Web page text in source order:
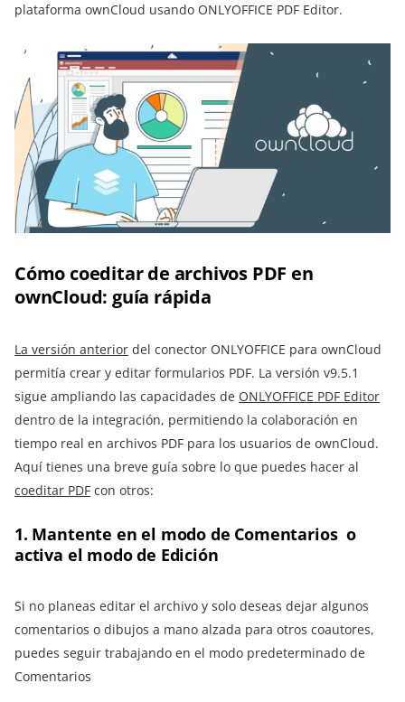
plataforma ownCloud usando ONLYOFFICE PDF Editor.
Cómo coeditar de archivos PDF en
ownCloud: guía rápida
La versión anterior del conector ONLYOFFICE para ownCloud
permitía crear y editar formularios PDF. La versión v9.5.1
sigue ampliando las capacidades de ONLYOFFICE PDF Editor
dentro de la integración, permitiendo la colaboración en
tiempo real en archivos PDF para los usuarios de ownCloud.
Aquí tienes una breve guía sobre lo que puedes hacer al
coeditar PDF con otros:
1. Mantente en el modo de Comentarios o
activa el modo de Edición
Si no planeas editar el archivo y solo deseas dejar algunos
comentarios o dibujos a mano alzada para otros coautores,
puedes seguir trabajando en el modo predeterminado de
Comentarios